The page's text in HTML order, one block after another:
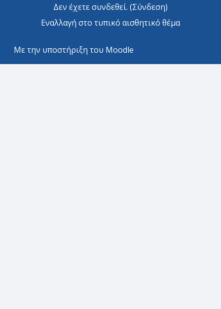
Δεν έχετε συνδεθεί. (Σύνδεση)
Εναλλαγή στο τυπικό αισθητικό θέμα
Με την υποστήριξη του Moodle